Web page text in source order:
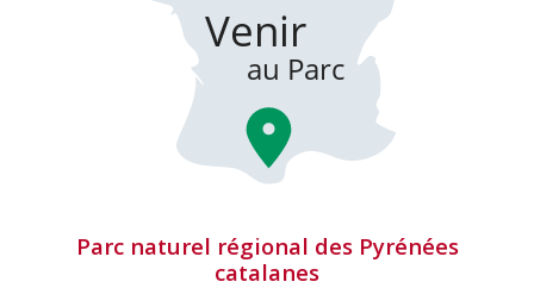
Parc naturel régional des Pyrénées
catalanes